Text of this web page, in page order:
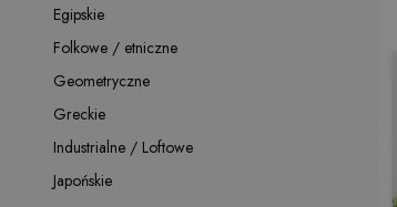
Egipskie
Folkowe / etniczne
Geometryczne
Greckie
Industrialne / Loftowe
Japońskie